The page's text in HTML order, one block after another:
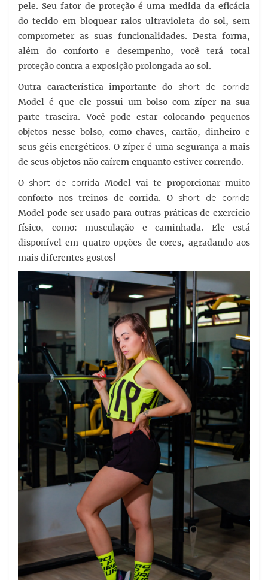
pele. Seu fator de proteção é uma medida da eficácia
do tecido em bloquear raios ultravioleta do sol, sem
comprometer as suas funcionalidades. Desta forma,
além do conforto e desempenho, você terá total
proteção contra a exposição prolongada ao sol.
Outra característica importante do short de corrida
Model é que ele possui um bolso com zíper na sua
parte traseira. Você pode estar colocando pequenos
objetos nesse bolso, como chaves, cartão, dinheiro e
seus géis energéticos. O zíper é uma segurança a mais
de seus objetos não caírem enquanto estiver correndo.
O short de corrida Model vai te proporcionar muito
conforto nos treinos de corrida. O short de corrida
Model pode ser usado para outras práticas de exercício
físico, como: musculação e caminhada. Ele está
disponível em quatro opções de cores, agradando aos
mais diferentes gostos!